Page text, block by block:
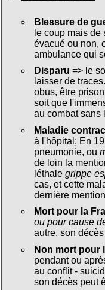
Blessure de
le coup mais de
évacué ou non,
ambulance qui
Disparu => le
laisser de
obus, être
soit que
au combat sans
Maladie
à l'hôpital; En
pneumonie, ou
de loin la
léthale grippe
cas, et cette
dernière
Mort pour la
ou pour cause
autre, son
Non mort pour
pendant ou
au conflit -
son décès peut